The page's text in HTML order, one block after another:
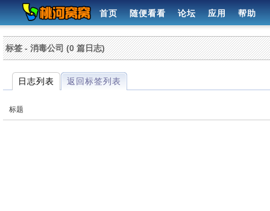
首页 随便看看 论坛 应用 帮助
标签 - 消毒公司 (0 篇日志)
日志列表 返回标签列表
标题